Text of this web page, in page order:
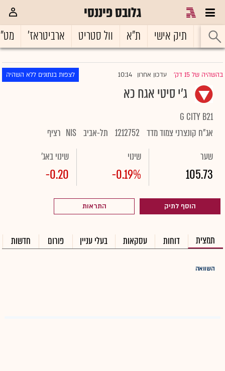
גלובס פיננסי
ראשי תיק אישי ת"א וול סטריט ארביטראז'
בהשהיה של 15 דק' |עדכון אחרון 10:14 לצפות בנתונים ללא השהיה
ג'י סיטי אגח כא
G CITY B21
אג"ח קונצרני צמוד מדד 1212752 תל-אביב NIS רציף
שער
105.73
שינוי
-0.19%
שינוי באג'
-0.20
הוסף לתיק התראות
תמצית דוחות עסקאות בעלי עניין פורום חדשות
השוואה